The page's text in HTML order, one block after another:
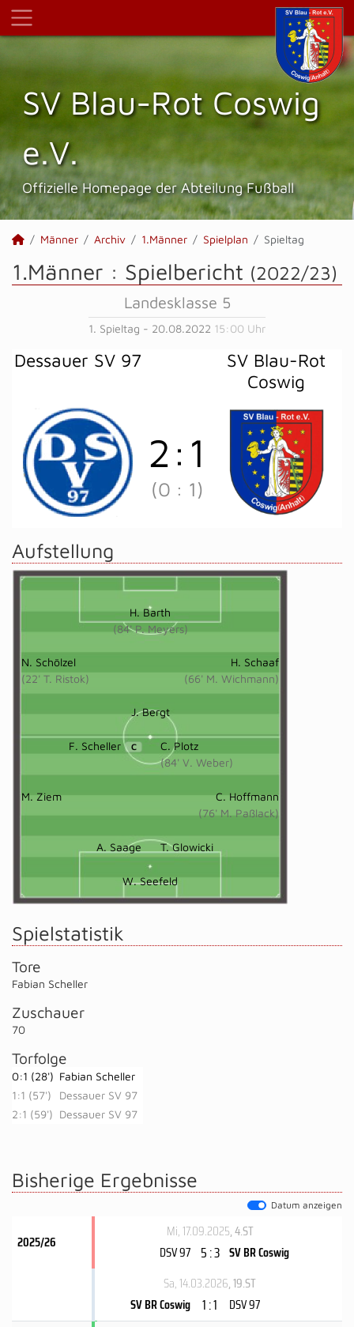
SV Blau-Rot Coswig
e.V.
Offizielle Homepage der Abteilung Fußball
Männer Archiv 1.Männer Spielplan Spieltag
1.Männer : Spielbericht (2022/23)
Landesklasse 5
1. Spieltag - 20.08.2022 15:00 Uhr
Dessauer SV 97
SV Blau-Rot
Coswig
2 : 1
(0 : 1)
Aufstellung
H. Barth
(84' P. Meyers)
N. Schölzel
(22' T. Ristok)
H. Schaaf
(66' M. Wichmann)
J. Bergt
F. Scheller C
C. Plotz
(84' V. Weber)
M. Ziem
C. Hoffmann
(76' M. Paßlack)
A. Saage T. Glowicki
W. Seefeld
Spielstatistik
Tore
Fabian Scheller
Zuschauer
70
Torfolge
0:1 (28') Fabian Scheller
1:1 (57')
Dessauer SV 97
2:1 (59') Dessauer SV 97
Bisherige Ergebnisse
Datum anzeigen
2025/26
Mi, 17.09.2025, 4.ST
DSV 97 5 : 3 SV BR Coswig
Sa, 14.03.2026, 19.ST
SV BR Coswig 1 : 1 DSV 97